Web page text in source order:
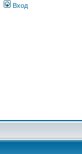
Вход